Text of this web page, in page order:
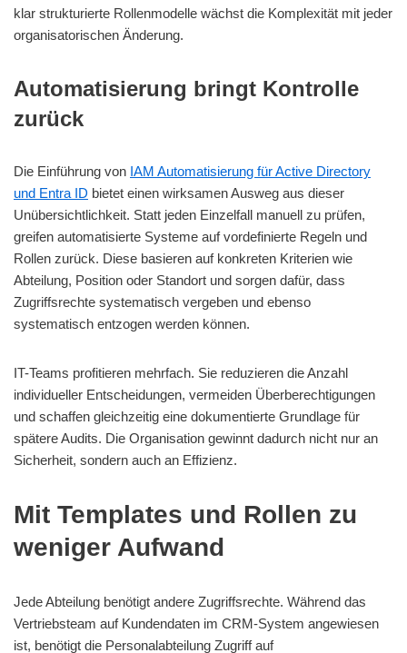
klar strukturierte Rollenmodelle wächst die Komplexität mit jeder
organisatorischen Änderung.
Automatisierung bringt Kontrolle
zurück
Die Einführung von IAM Automatisierung für Active Directory
und Entra ID bietet einen wirksamen Ausweg aus dieser
Unübersichtlichkeit. Statt jeden Einzelfall manuell zu prüfen,
greifen automatisierte Systeme auf vordefinierte Regeln und
Rollen zurück. Diese basieren auf konkreten Kriterien wie
Abteilung, Position oder Standort und sorgen dafür, dass
Zugriffsrechte systematisch vergeben und ebenso
systematisch entzogen werden können.
IT-Teams profitieren mehrfach. Sie reduzieren die Anzahl
individueller Entscheidungen, vermeiden Überberechtigungen
und schaffen gleichzeitig eine dokumentierte Grundlage für
spätere Audits. Die Organisation gewinnt dadurch nicht nur an
Sicherheit, sondern auch an Effizienz.
Mit Templates und Rollen zu
weniger Aufwand
Jede Abteilung benötigt andere Zugriffsrechte. Während das
Vertriebsteam auf Kundendaten im CRM-System angewiesen
ist, benötigt die Personalabteilung Zugriff auf